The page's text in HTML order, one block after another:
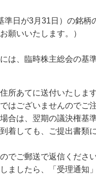
準日が3月31日）の銘
願いいたします。）
は、臨時株主総会の基
所あてに送付いたしま
はございませんのでご
合は、翌期の議決権基
着しても、ご提出書
でご郵送で返信ください
ましたら、「受理通知